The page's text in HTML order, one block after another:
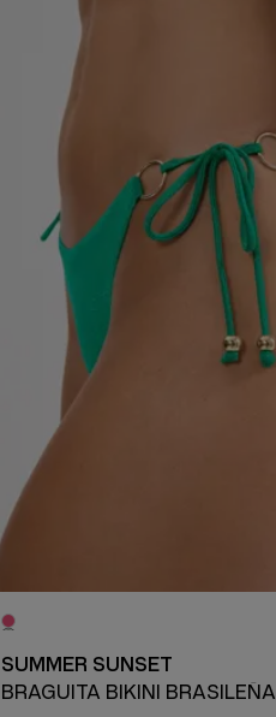
SUMMER SUNSET
BRAGUITA BIKINI BRASILEÑA